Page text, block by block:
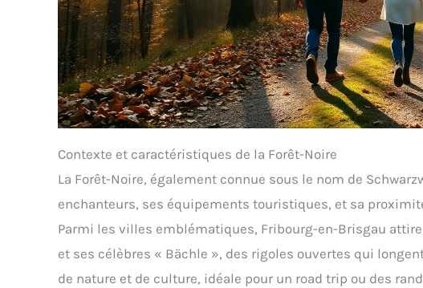
Contexte et caractéristiques de la Forêt-Noire
La Forêt-Noire, également connue sous le nom de
enchanteurs, ses équipements touristiques, et sa
Parmi les villes emblématiques, Fribourg-en-Brisgau
et ses célèbres « Bächle », des rigoles ouvertes qui
de nature et de culture, idéale pour un road trip ou des